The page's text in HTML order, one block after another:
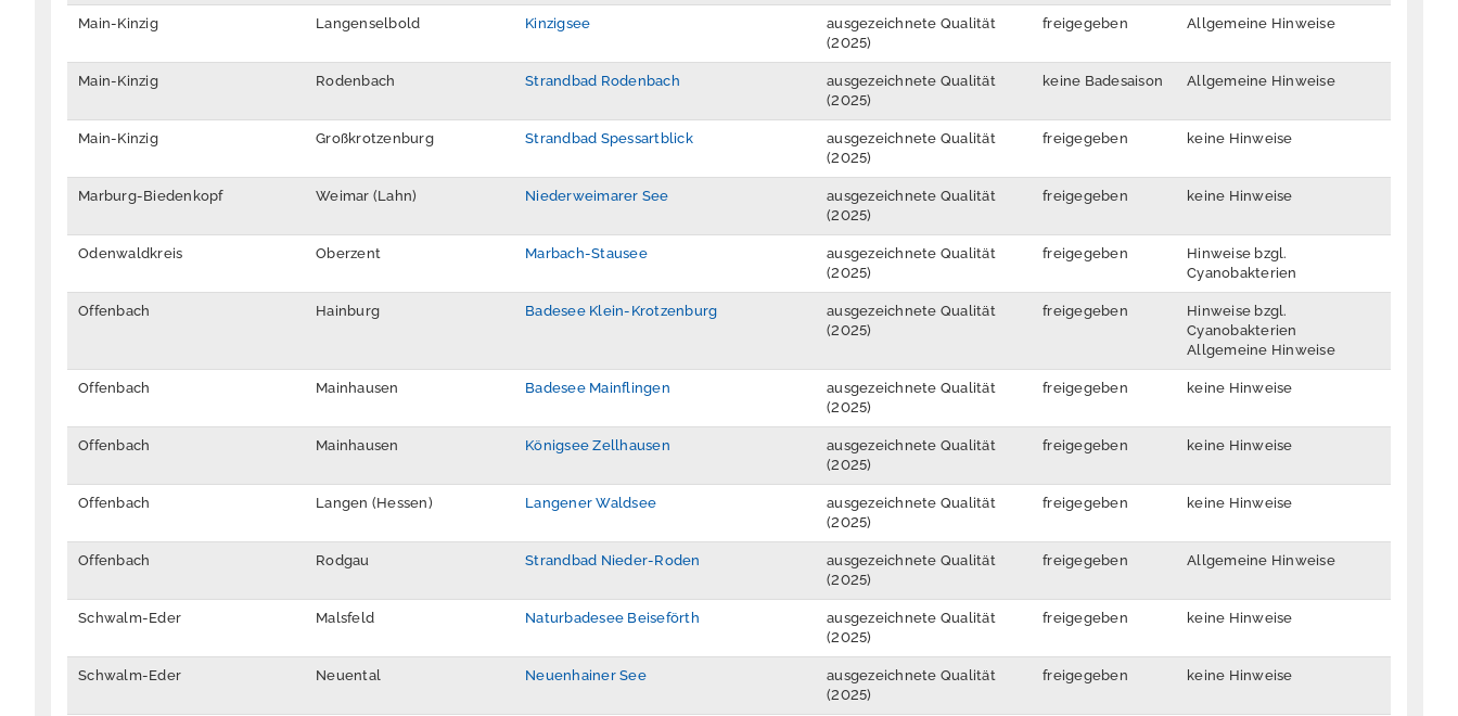
Main-Kinzig Langenselbold Kinzigsee
ausgezeichnete Qualität
(2025)
freigegeben Allgemeine Hinweise
Main-Kinzig Rodenbach Strandbad Rodenbach
ausgezeichnete Qualität
(2025)
keine Badesaison Allgemeine Hinweise
Main-Kinzig Großkrotzenburg Strandbad Spessartblick
ausgezeichnete Qualität
(2025)
freigegeben keine Hinweise
Marburg-Biedenkopf Weimar (Lahn) Niederweimarer See
ausgezeichnete Qualität
(2025)
freigegeben keine Hinweise
Odenwaldkreis Oberzent Marbach-Stausee
ausgezeichnete Qualität
(2025)
freigegeben
Hinweise bzgl.
Cyanobakterien
Offenbach Hainburg Badesee Klein-Krotzenburg
ausgezeichnete Qualität
(2025)
freigegeben
Hinweise bzgl.
Cyanobakterien
Allgemeine Hinweise
Offenbach Mainhausen Badesee Mainflingen
ausgezeichnete Qualität
(2025)
freigegeben keine Hinweise
Offenbach Mainhausen Königsee Zellhausen
ausgezeichnete Qualität
(2025)
freigegeben keine Hinweise
Offenbach Langen (Hessen) Langener Waldsee
ausgezeichnete Qualität
(2025)
freigegeben keine Hinweise
Offenbach Rodgau Strandbad Nieder-Roden
ausgezeichnete Qualität
(2025)
freigegeben Allgemeine Hinweise
Schwalm-Eder Malsfeld Naturbadesee Beiseförth
ausgezeichnete Qualität
(2025)
freigegeben keine Hinweise
Schwalm-Eder Neuental Neuenhainer See
ausgezeichnete Qualität
(2025)
freigegeben keine Hinweise